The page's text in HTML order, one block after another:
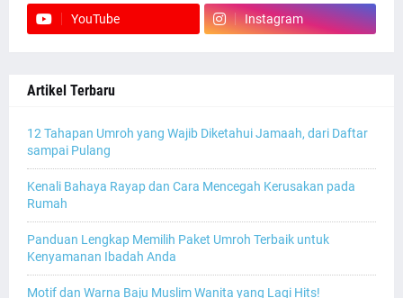
YouTube Instagram
Artikel Terbaru
12 Tahapan Umroh yang Wajib Diketahui Jamaah, dari Daftar
sampai Pulang
Kenali Bahaya Rayap dan Cara Mencegah Kerusakan pada
Rumah
Panduan Lengkap Memilih Paket Umroh Terbaik untuk
Kenyamanan Ibadah Anda
Motif dan Warna Baju Muslim Wanita yang Lagi Hits!